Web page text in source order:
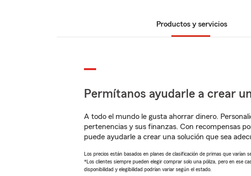
Productos y servicios
Permítanos ayudarle a crear
A todo el mundo le gusta ahorrar dinero.
pertenencias y sus finanzas. Con recompensas
puede ayudarle a crear una solución que sea
Los precios están basados en planes de clasificación de primas que varían
*Los clientes siempre pueden elegir comprar solo una póliza, pero en ese
disponibilidad y elegibilidad podrían variar según el estado.